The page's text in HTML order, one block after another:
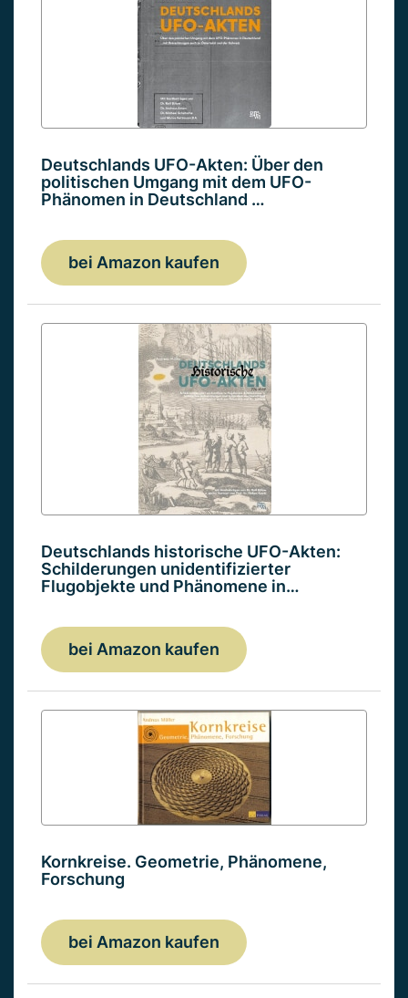
Deutschlands UFO-Akten: Über den
politischen Umgang mit dem UFO-
Phänomen in Deutschland …
bei Amazon kaufen
Deutschlands historische UFO-Akten:
Schilderungen unidentifizierter
Flugobjekte und Phänomene in…
bei Amazon kaufen
Kornkreise. Geometrie, Phänomene,
Forschung
bei Amazon kaufen